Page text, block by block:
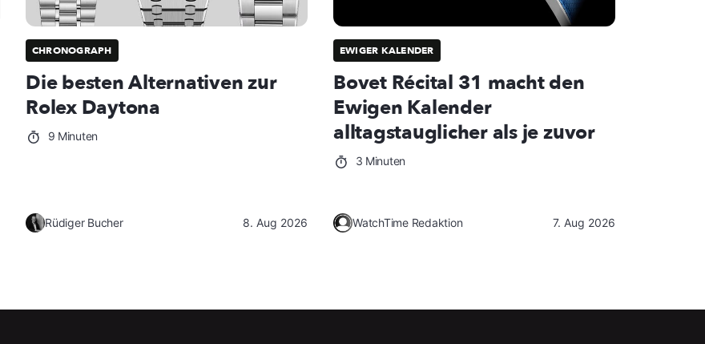
CHRONOGRAPH
Die besten Alternativen zur
Rolex Daytona
9 Minuten
Rüdiger Bucher 8. Aug 2026
EWIGER KALENDER
Bovet Récital 31 macht den
Ewigen Kalender
alltagstauglicher als je zuvor
3 Minuten
WatchTime Redaktion 7. Aug 2026